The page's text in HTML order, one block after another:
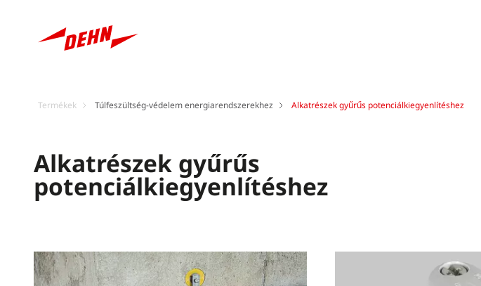
Termékek Túlfeszültség-védelem energiarendszerekhez Alkatrészek gyűrűs potenciálkiegyenlítéshez
Alkatrészek gyűrűs
potenciálkiegyenlítéshez